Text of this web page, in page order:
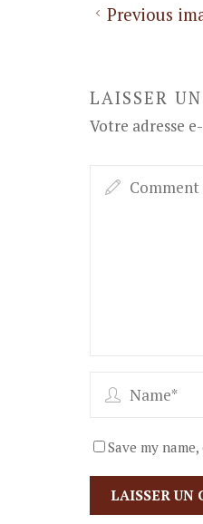
Previous
LAISSER
Votre adresse
Save my